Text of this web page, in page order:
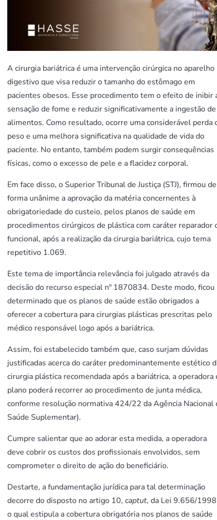
A cirurgia bariátrica é uma intervenção cirúrgica no aparelho
digestivo que visa reduzir o tamanho do estômago em
pacientes obesos. Esse procedimento tem o efeito de inibir
sensação de fome e reduzir significativamente a ingestão de
alimentos. Como resultado, ocorre uma considerável perda
peso e uma melhora significativa na qualidade de vida do
paciente. No entanto, também podem surgir consequências
físicas, como o excesso de pele e a flacidez corporal.
Em face disso, o Superior Tribunal de Justiça (STJ), firmou de
forma unânime a aprovação da matéria concernentes à
obrigatoriedade do custeio, pelos planos de saúde em
procedimentos cirúrgicos de plástica com caráter reparador
funcional, após a realização da cirurgia bariátrica, cujo tema
repetitivo 1.069.
Este tema de importância relevância foi julgado através da
decisão do recurso especial nº 1870834. Deste modo, ficou
determinado que os planos de saúde estão obrigados a
oferecer a cobertura para cirurgias plásticas prescritas pelo
médico responsável logo após a bariátrica.
Assim, foi estabelecido também que, caso surjam dúvidas
justificadas acerca do caráter predominantemente estético
cirurgia plástica recomendada após a bariátrica, a operadora
plano poderá recorrer ao procedimento de junta médica,
conforme resolução normativa 424/22 da Agência Nacional
Saúde Suplementar).
Cumpre salientar que ao adorar esta medida, a operadora
deve cobrir os custos dos profissionais envolvidos, sem
comprometer o direito de ação do beneficiário.
Destarte, a fundamentação jurídica para tal determinação
decorre do disposto no artigo 10, captut, da Lei 9.656/
o qual estipula a cobertura obrigatória nos planos de saúde